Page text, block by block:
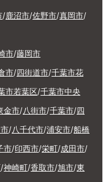
/鹿沼市/佐野市/真岡市/
市/藤岡市
市/四街道市/千葉市花
市若葉区/千葉市中央
金市/八街市/千葉市/四
/八千代市/浦安市/船橋
市/印西市/栄町/成田市/
/神崎町/香取市/旭市/東